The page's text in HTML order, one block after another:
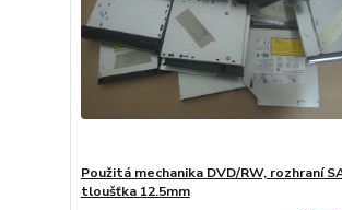
Použitá mechanika DVD/RW, rozhraní
tloušťka 12.5mm